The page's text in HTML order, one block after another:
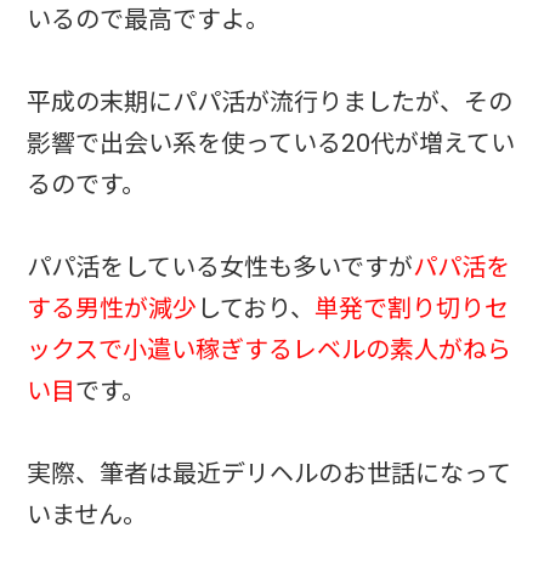
いるので最高ですよ。
平成の末期にパパ活が流行りましたが、その
影響で出会い系を使っている20代が増えてい
るのです。
パパ活をしている女性も多いですがパパ活を
する男性が減少 しており、単発で割り切りセ
ックスで小遣い稼ぎするレベルの素人がねら
い目です。
実際、筆者は最近デリヘルのお世話になって
いません。